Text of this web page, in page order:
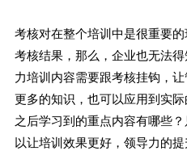
考核对在整个培训中是很重要
考核结果，那么，企业也无法
力培训内容需要跟考核挂钩，
更多的知识，也可以应用到实
之后学习到的重点内容有哪些
以让培训效果更好，领导力的